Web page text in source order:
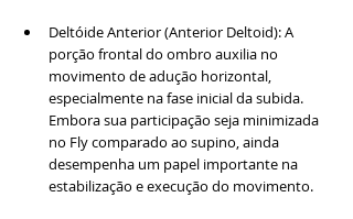
Deltóide Anterior (Anterior Deltoid): A
porção frontal do ombro auxilia no
movimento de adução horizontal,
especialmente na fase inicial da subida.
Embora sua participação seja minimizada
no Fly comparado ao supino, ainda
desempenha um papel importante na
estabilização e execução do movimento.